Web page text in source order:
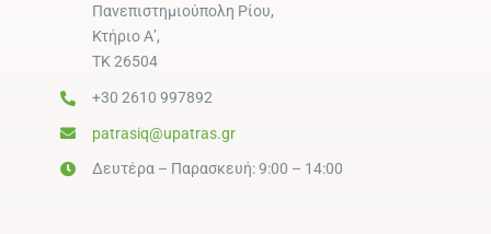
Πανεπιστημιούπολη Ρίου,
Κτήριο Α’,
ΤΚ 26504
+30 2610 997892
patrasiq@upatras.gr
Δευτέρα – Παρασκευή: 9:00 – 14:00